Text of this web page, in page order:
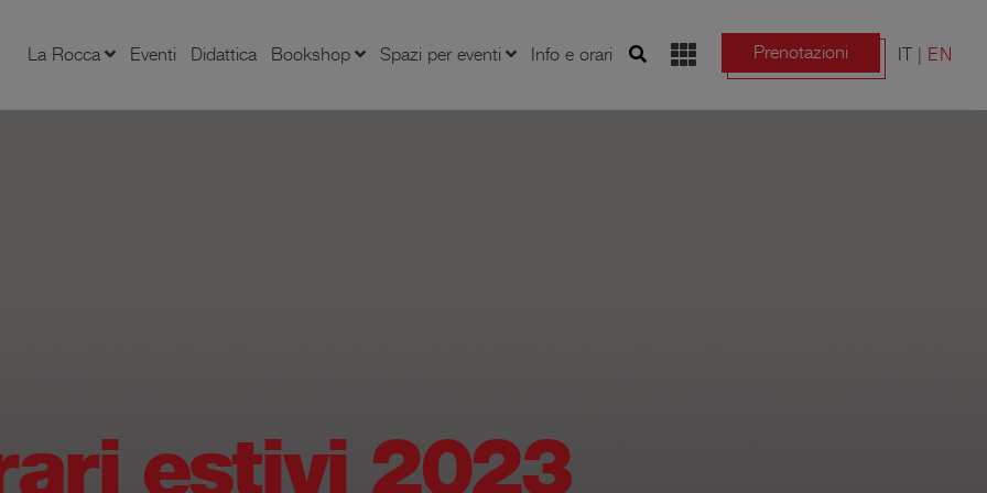
La Rocca Eventi Didattica Bookshop Spazi per eventi Info e orari Prenotazioni IT EN
estivi 2023